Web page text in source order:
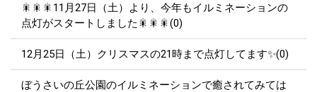
🎇🎇🎇11月27日（土）より、今年もイルミネーションの
点灯がスタートしました🎇🎇🎇(0)
12月25日（土）クリスマスの21時まで点灯してます✨(0)
ぼうさいの丘公園のイルミネーションで癒されてみては